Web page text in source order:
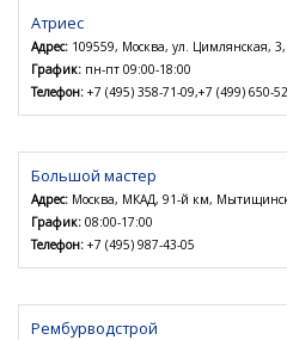
Атриес
Адрес: 109559, Москва, ул. Цимлянская, 3,
График: пн-пт 09:00-18:00
Телефон: +7 (495) 358-71-09,+7 (499) 650-
Большой мастер
Адрес: Москва, МКАД, 91-й км,
График: 08:00-17:00
Телефон: +7 (495) 987-43-05
Рембурводстрой